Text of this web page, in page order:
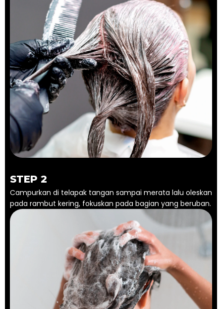
STEP 2
Campurkan di telapak tangan sampai merata lalu oleskan
pada rambut kering, fokuskan pada bagian yang beruban.